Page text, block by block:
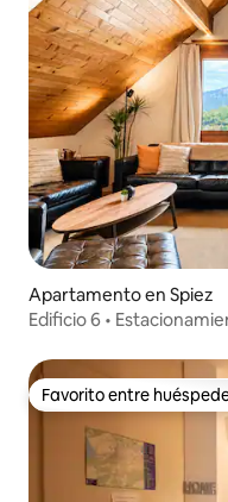
Apartamento en Spiez
Edificio 6 •
Favorito entre
Favorito entre